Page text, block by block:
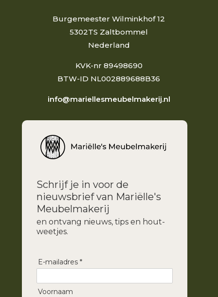
Burgemeester Wilminkhof 12
5302TS Zaltbommel
Nederland
KVK-nr 89498690
BTW-ID NL002889688B36
info@mariellesmeubelmakerij.nl
Schrijf je in voor de
nieuwsbrief van Mariëlle's
Meubelmakerij
en ontvang nieuws, tips en hout-
weetjes.
E-mailadres *
Voornaam